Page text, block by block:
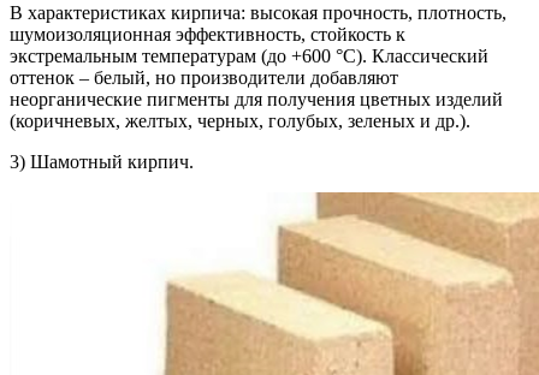
В характеристиках кирпича: высокая прочность, плотность,
шумоизоляционная эффективность, стойкость к
экстремальным температурам (до +600 °C). Классический
оттенок – белый, но производители добавляют
неорганические пигменты для получения цветных изделий
(коричневых, желтых, черных, голубых, зеленых и др.).
3) Шамотный кирпич.